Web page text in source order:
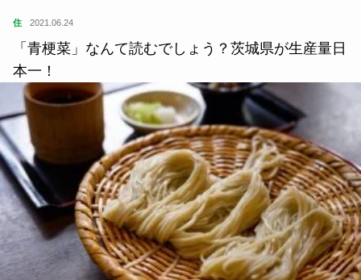
住 2021.06.24
「青梗菜」なんて読むでしょう？茨城県が生産量日
本一！